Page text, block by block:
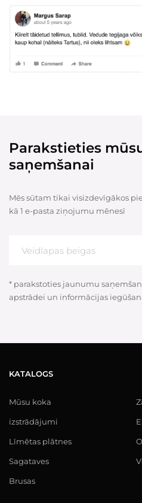
Parakstieties
saņemšanai
Mēs sūtam tikai visizdevīgākos
kā 1 e-pasta ziņojumu mēnesī
* parakstoties jaunumu
apstrādei un informācijas
KATALOGS
Mūsu koka
izstrādājumi
Līmētas plātnes
Sagataves
Brusas